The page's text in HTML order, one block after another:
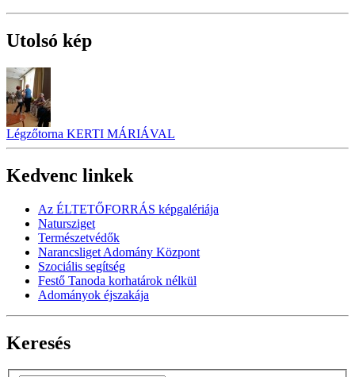
Utolsó kép
Légzőtorna KERTI MÁRIÁVAL
Kedvenc linkek
Az ÉLTETŐFORRÁS képgalériája
Natursziget
Természetvédők
Narancsliget Adomány Központ
Szociális segítség
Festő Tanoda korhatárok nélkül
Adományok éjszakája
Keresés